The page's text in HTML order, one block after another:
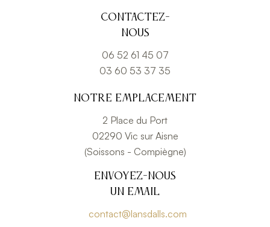
Contactez-
nous
06 52 61 45 07
03 60 53 37 35
Notre emplacement
2 Place du Port
02290 Vic sur Aisne
(Soissons - Compiègne)
Envoyez-nous
un email
contact@lansdalls.com